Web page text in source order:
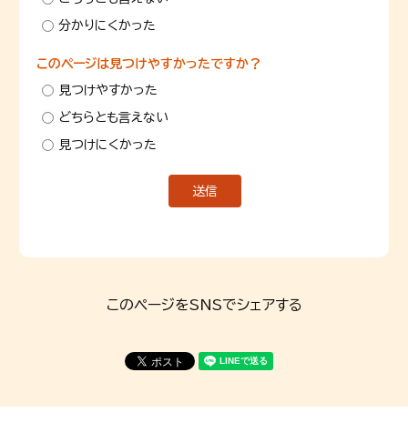
分かりにくかった
このページは見つけやすかったですか？
見つけやすかった
どちらとも言えない
見つけにくかった
このページをSNSでシェアする